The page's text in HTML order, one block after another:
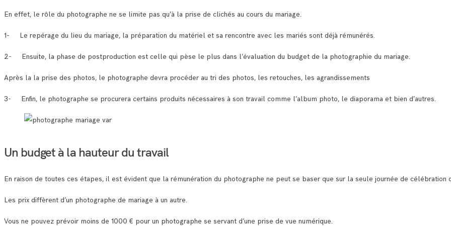
En effet, le rôle du photographe ne se limite pas qu’à la prise de clichés au cours du mariage.
1- Le repérage du lieu du mariage, la préparation du matériel et sa rencontre avec les mariés sont déjà rémunérés.
2- Ensuite, la phase de postproduction est celle qui pèse le plus dans l’évaluation du budget de la photographie du mariage.
Après la la prise des photos, le photographe devra procéder au tri des photos, les retouches, les agrandissements
3- Enfin, le photographe se procurera certains produits nécessaires à son travail comme l’album photo, le diaporama et bien d’autres.
Un budget à la hauteur du travail
En raison de toutes ces étapes, il est évident que la rémunération du photographe ne peut se baser que sur la seule journée de célébration
Les prix diffèrent d’un photographe de mariage à un autre.
Vous ne pouvez prévoir moins de 1000 € pour un photographe se servant d’une prise de vue numérique.